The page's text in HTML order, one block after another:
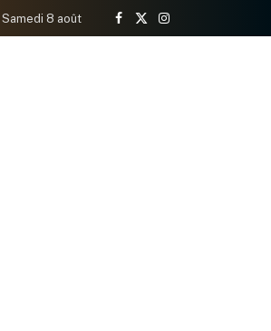
Samedi 8 août
Facebook
X
Instagram